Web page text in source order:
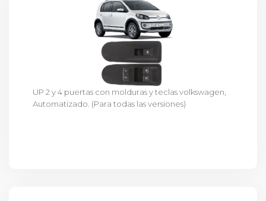
UP 2 y 4 puertas con molduras y teclas volkswagen,
Automatizado. (Para todas las versiones)